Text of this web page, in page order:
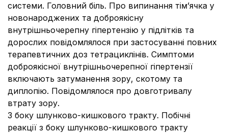
системи. Головний біль. Про випинання тім’ячка у
новонароджених та доброякісну
внутрішньочерепну гіпертензію у підлітків та
дорослих повідомлялося при застосуванні повних
терапевтичних доз тетрациклінів. Симптоми
доброякісної внутрішньочерепної гіпертензії
включають затуманення зору, скотому та
диплопію. Повідомлялося про довготривалу
втрату зору.
З боку шлунково-кишкового тракту. Побічні
реакції з боку шлунково-кишкового тракту